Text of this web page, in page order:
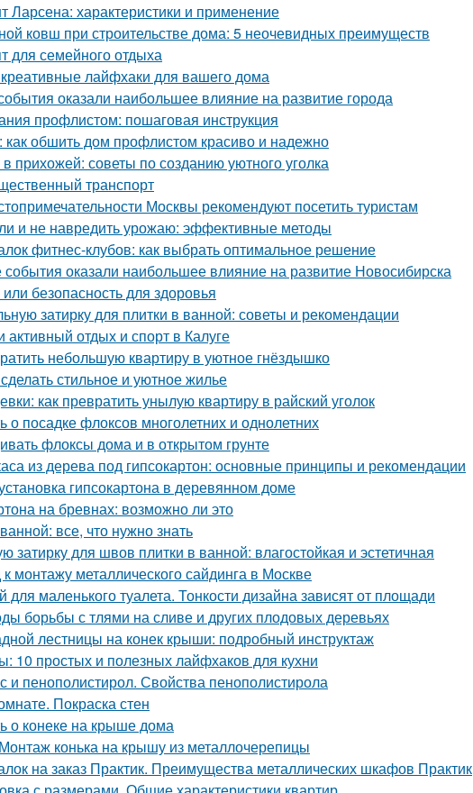
Ларсена: характеристики и применение
ковш при строительстве дома: 5 неочевидных преимуществ
для семейного отдыха
лайфхаки для вашего дома
оказали наибольшее влияние на развитие города
профлистом: пошаговая инструкция
как обшить дом профлистом красиво и надежно
прихожей: советы по созданию уютного уголка
транспорт
Москвы рекомендуют посетить туристам
и не навредить урожаю: эффективные методы
фитнес-клубов: как выбрать оптимальное решение
события оказали наибольшее влияние на развитие Новосибирска
безопасность для здоровья
затирку для плитки в ванной: советы и рекомендации
отдых и спорт в Калуге
небольшую квартиру в уютное гнёздышко
стильное и уютное жилье
как превратить унылую квартиру в райский уголок
о посадке флоксов многолетних и однолетних
флоксы дома и в открытом грунте
из дерева под гипсокартон: основные принципы и рекомендации
гипсокартона в деревянном доме
на бревнах: возможно ли это
все, что нужно знать
затирку для швов плитки в ванной: влагостойкая и эстетичная
монтажу металлического сайдинга в Москве
маленького туалета. Тонкости дизайна зависят от площади
борьбы с тлями на сливе и других плодовых деревьях
лестницы на конек крыши: подробный инструктаж
10 простых и полезных лайфхаков для кухни
и пенополистирол. Свойства пенополистирола
Покраска стен
о конеке на крыше дома
конька на крышу из металлочерепицы
на заказ Практик. Преимущества металлических шкафов Практик